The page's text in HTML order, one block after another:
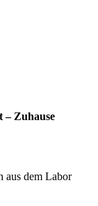
– Zuhause
aus dem Labor